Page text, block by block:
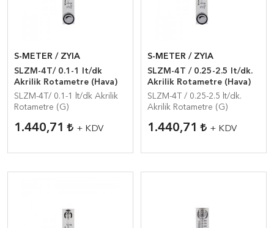
S-METER / ZYIA
SLZM-4T/ 0.1-1 lt/dk
Akrilik Rotametre (Hava)
SLZM-4T/ 0.1-1 lt/dk Akrilik
Rotametre (G)
1.440,71 + KDV
S-METER / ZYIA
SLZM-4T / 0.25-2.5 lt/dk.
Akrilik Rotametre (Hava)
SLZM-4T / 0.25-2.5 lt/dk.
Akrilik Rotametre (G)
1.440,71 + KDV